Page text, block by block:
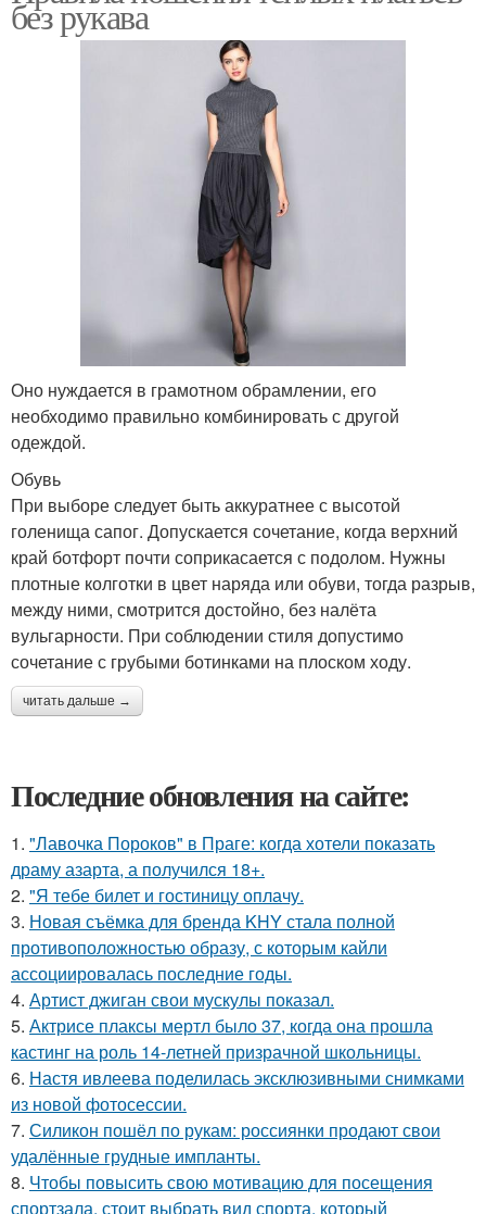
без рукава
Оно нуждается в грамотном обрамлении, его
необходимо правильно комбинировать с другой
одеждой.
Обувь
При выборе следует быть аккуратнее с высотой
голенища сапог. Допускается сочетание, когда верхний
край ботфорт почти соприкасается с подолом. Нужны
плотные колготки в цвет наряда или обуви, тогда разрыв,
между ними, смотрится достойно, без налёта
вульгарности. При соблюдении стиля допустимо
сочетание с грубыми ботинками на плоском ходу.
читать дальше →
Последние обновления на сайте:
1. "Лавочка Пороков" в Праге: когда хотели показать
драму азарта, а получился 18+.
2. "Я тебе билет и гостиницу оплачу.
3. Новая съёмка для бренда KHY стала полной
противоположностью образу, с которым кайли
ассоциировалась последние годы.
4. Артист джиган свои мускулы показал.
5. Актрисе плаксы мертл было 37, когда она прошла
кастинг на роль 14-летней призрачной школьницы.
6. Настя ивлеева поделилась эксклюзивными снимками
из новой фотосессии.
7. Силикон пошёл по рукам: россиянки продают свои
удалённые грудные импланты.
8. Чтобы повысить свою мотивацию для посещения
спортзала, стоит выбрать вид спорта, который